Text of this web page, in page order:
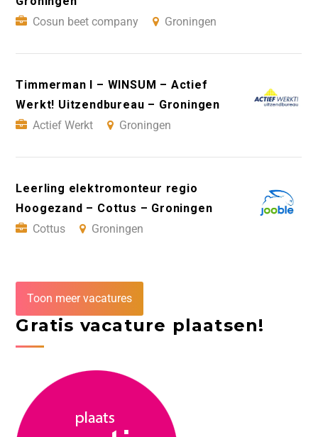
Cosun beet company
Groningen
Timmerman I – WINSUM – Actief
Werkt! Uitzendbureau – Groningen
Actief Werkt
Groningen
Leerling elektromonteur regio
Hoogezand – Cottus – Groningen
Cottus
Groningen
Toon meer vacatures
Gratis vacature plaatsen!